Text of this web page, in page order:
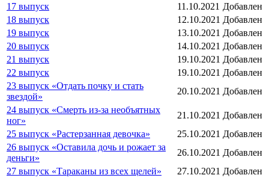
17 выпуск
11.10.2021 Добавлен
18 выпуск
12.10.2021 Добавлен
19 выпуск
13.10.2021 Добавлен
20 выпуск
14.10.2021 Добавлен
21 выпуск
19.10.2021 Добавлен
22 выпуск
19.10.2021 Добавлен
23 выпуск «Отдать почку и стать
звездой»
20.10.2021 Добавлен
24 выпуск «Смерть из-за необъятных
ног»
21.10.2021 Добавлен
25 выпуск «Растерзанная девочка»
25.10.2021 Добавлен
26 выпуск «Оставила дочь и рожает за
деньги»
26.10.2021 Добавлен
27 выпуск «Тараканы из всех щелей»
27.10.2021 Добавлен